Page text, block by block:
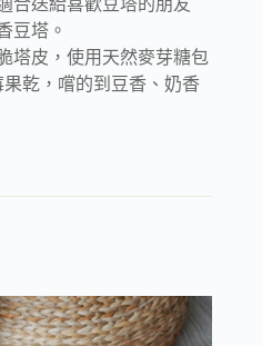
合送給喜歡豆塔的朋友
豆塔。
塔皮，使用天然麥芽糖包
乾，嚐的到豆香、奶香